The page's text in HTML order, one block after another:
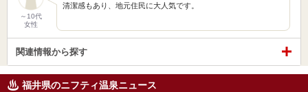
～10代
女性
清潔感もあり、地元住民に大人気です。
関連情報から探す
福井県のニフティ温泉ニュース